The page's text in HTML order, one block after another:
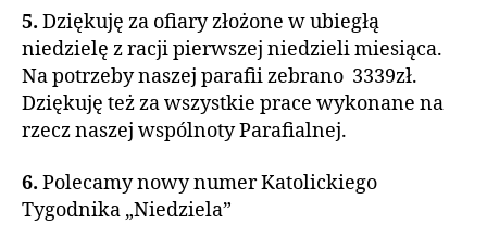
5. Dziękuję za ofiary złożone w ubiegłą
niedzielę z racji pierwszej niedzieli miesiąca.
Na potrzeby naszej parafii zebrano 3339zł.
Dziękuję też za wszystkie prace wykonane na
rzecz naszej wspólnoty Parafialnej.
6. Polecamy nowy numer Katolickiego
Tygodnika „Niedziela”